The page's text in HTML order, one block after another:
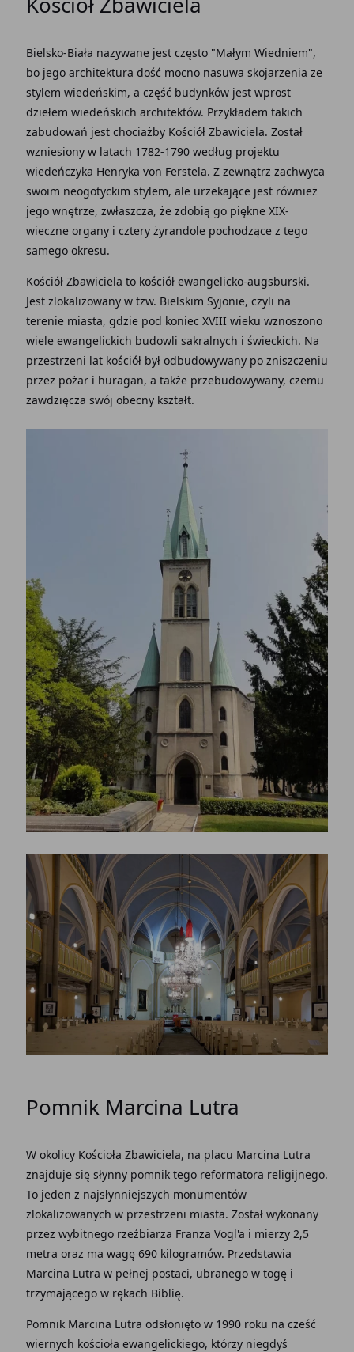
Bielsko-Biała nazywane jest często "Małym Wiedniem",
bo jego architektura dość mocno nasuwa skojarzenia ze
stylem wiedeńskim, a część budynków jest wprost
dziełem wiedeńskich architektów. Przykładem takich
zabudowań jest chociażby Kościół Zbawiciela. Został
wzniesiony w latach 1782-1790 według projektu
wiedeńczyka Henryka von Ferstela. Z zewnątrz zachwyca
swoim neogotyckim stylem, ale urzekające jest również
jego wnętrze, zwłaszcza, że zdobią go piękne XIX-
wieczne organy i cztery żyrandole pochodzące z tego
samego okresu.
Kościół Zbawiciela to kościół ewangelicko-augsburski.
Jest zlokalizowany w tzw. Bielskim Syjonie, czyli na
terenie miasta, gdzie pod koniec XVIII wieku wznoszono
wiele ewangelickich budowli sakralnych i świeckich. Na
przestrzeni lat kościół był odbudowywany po zniszczeniu
przez pożar i huragan, a także przebudowywany, czemu
zawdzięcza swój obecny kształt.
Pomnik Marcina Lutra
W okolicy Kościoła Zbawiciela, na placu Marcina Lutra
znajduje się słynny pomnik tego reformatora religijnego.
To jeden z najsłynniejszych monumentów
zlokalizowanych w przestrzeni miasta. Został wykonany
przez wybitnego rzeźbiarza Franza Vogl'a i mierzy 2,5
metra oraz ma wagę 690 kilogramów. Przedstawia
Marcina Lutra w pełnej postaci, ubranego w togę i
trzymającego w rękach Biblię.
Pomnik Marcina Lutra odsłonięto w 1990 roku na cześć
wiernych kościoła ewangelickiego, którzy niegdyś